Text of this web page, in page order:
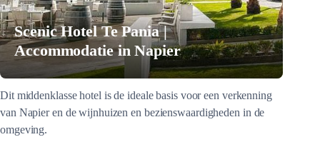
Scenic Hotel Te Pania |
Accommodatie in Napier
Dit middenklasse hotel is de ideale basis voor een verkenning
van Napier en de wijnhuizen en bezienswaardigheden in de
omgeving.